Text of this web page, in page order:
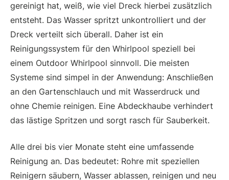
gereinigt hat, weiß, wie viel Dreck hierbei zusätzlich
entsteht. Das Wasser spritzt unkontrolliert und der
Dreck verteilt sich überall. Daher ist ein
Reinigungssystem für den Whirlpool speziell bei
einem Outdoor Whirlpool sinnvoll. Die meisten
Systeme sind simpel in der Anwendung: Anschließen
an den Gartenschlauch und mit Wasserdruck und
ohne Chemie reinigen. Eine Abdeckhaube verhindert
das lästige Spritzen und sorgt rasch für Sauberkeit.
Alle drei bis vier Monate steht eine umfassende
Reinigung an. Das bedeutet: Rohre mit speziellen
Reinigern säubern, Wasser ablassen, reinigen und neu